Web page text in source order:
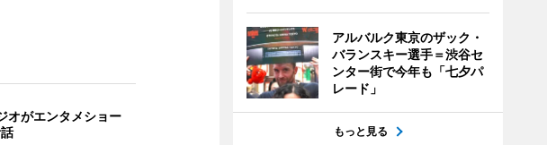
オがエンタメショー
アルバルク東京のザック・
バランスキー選手＝渋谷セ
ンター街で今年も「七夕パ
レード」
もっと見る